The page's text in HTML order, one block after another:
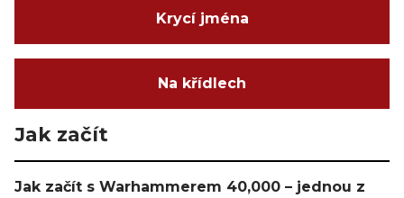
Krycí jména
Na křídlech
Jak začít
Jak začít s Warhammerem 40,000 – jednou z